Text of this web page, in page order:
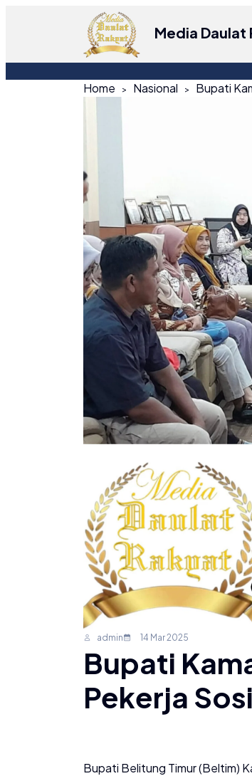
Media Daulat
Home
Nasional
admin 14 Mar 2025
Bupati
Pekerja
Bupati Belitung Timur (Beltim)